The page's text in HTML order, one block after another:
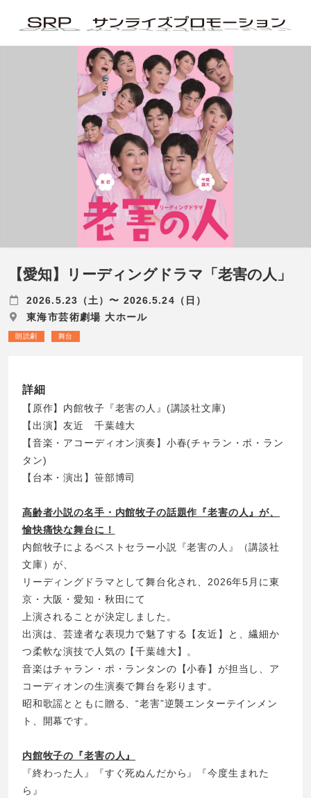
【愛知】リーディングドラマ「老害の人」
2026.5.23（土）〜 2026.5.24（日）
東海市芸術劇場 大ホール
朗読劇 舞台
詳細
【原作】内館牧子『老害の人』(講談社文庫)
【出演】友近 千葉雄大
【音楽・アコーディオン演奏】小春(チャラン・ポ・ラン
タン)
【台本・演出】笹部博司
高齢者小説の名手・内館牧子の話題作『老害の人』が、
愉快痛快な舞台に！
内館牧子によるベストセラー小説『老害の人』（講談社
文庫）が、
リーディングドラマとして舞台化され、2026年5月に東
京・大阪・愛知・秋田にて
上演されることが決定しました。
出演は、芸達者な表現力で魅了する【友近】と、繊細か
つ柔軟な演技で人気の【千葉雄大】。
音楽はチャラン・ポ・ランタンの【小春】が担当し、ア
コーディオンの生演奏で舞台を彩ります。
昭和歌謡とともに贈る、“老害”逆襲エンターテインメン
ト、開幕です。
内館牧子の『老害の人』
『終わった人』『すぐ死ぬんだから』『今度生まれた
ら』